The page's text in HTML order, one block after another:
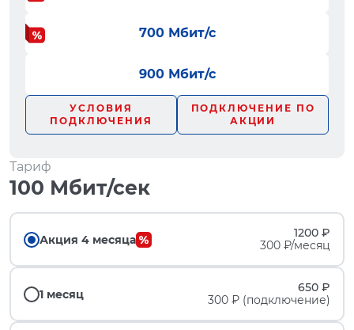
700 Мбит/с
900 Мбит/с
УСЛОВИЯ
ПОДКЛЮЧЕНИЯ
ПОДКЛЮЧЕНИЕ ПО
АКЦИИ
Тариф
100 Мбит/сек
Акция 4 месяца
1200 ₽
300 ₽/месяц
1 месяц
650 ₽
300 ₽ (подключение)